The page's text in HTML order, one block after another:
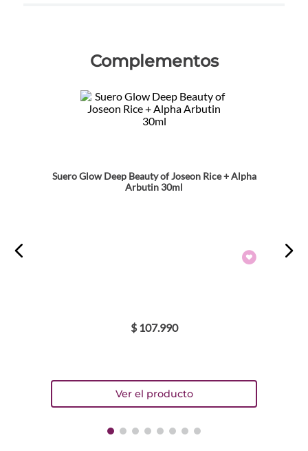
Escribe un comentario
Complementos
Suero Glow Deep Beauty of Joseon Rice + Alpha
Arbutin 30ml
$ 107.990